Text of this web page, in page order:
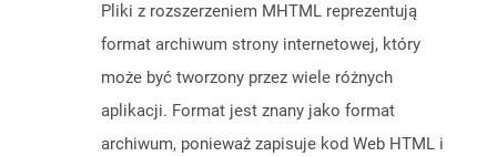
Pliki z rozszerzeniem MHTML reprezentują
format archiwum strony internetowej, który
może być tworzony przez wiele różnych
aplikacji. Format jest znany jako format
archiwum, ponieważ zapisuje kod Web HTML i